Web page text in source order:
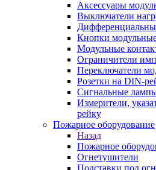
Аксессуары
Выключатели
Кнопки
Модульные
Ограничители
Переключатели
Розетки на DIN-
Сигнальные
Измерители,
рейку
Пожарное оборудование
Назад
Пожарное
Огнетушители
Подставки под